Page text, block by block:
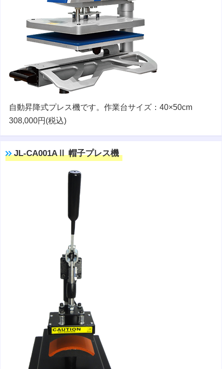
自動昇降式プレス機です。作業台サイズ：40×50cm
308,000円(税込)
JL-CA001AⅡ 帽子プレス機